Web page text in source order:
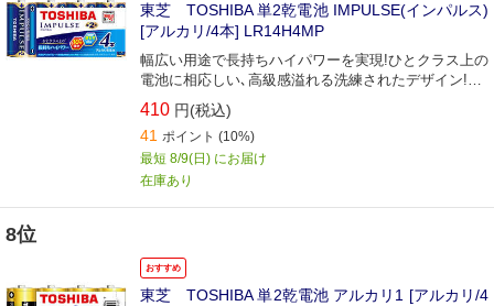
東芝 TOSHIBA 単2乾電池 IMPULSE(インパルス)
[アルカリ/4本] LR14H4MP
幅広い用途で長持ちハイパワーを実現!ひとクラス上の
電池に相応しい､高級感溢れる洗練されたデザイン!4
本パック｡
410 円(税込)
41 ポイント (10%)
最短 8/9(日) にお届け
在庫あり
8位
おすすめ
東芝 TOSHIBA 単2乾電池 アルカリ1 [アルカリ/4